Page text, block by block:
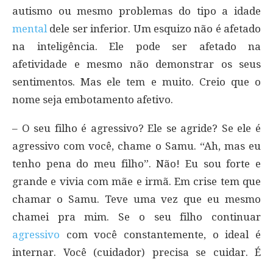
autismo ou mesmo problemas do tipo a idade
mental dele ser inferior. Um esquizo não é afetado
na inteligência. Ele pode ser afetado na
afetividade e mesmo não demonstrar os seus
sentimentos. Mas ele tem e muito. Creio que o
nome seja embotamento afetivo.
– O seu filho é agressivo? Ele se agride? Se ele é
agressivo com você, chame o Samu. “Ah, mas eu
tenho pena do meu filho”. Não! Eu sou forte e
grande e vivia com mãe e irmã. Em crise tem que
chamar o Samu. Teve uma vez que eu mesmo
chamei pra mim. Se o seu filho continuar
agressivo com você constantemente, o ideal é
internar. Você (cuidador) precisa se cuidar. É